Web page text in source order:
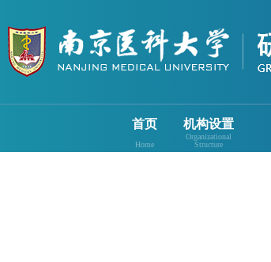
首页
Home
机构设置
Organizational
Structure